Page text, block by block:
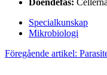
Specialkunskap
Mikrobiologi
Föregående artikel: